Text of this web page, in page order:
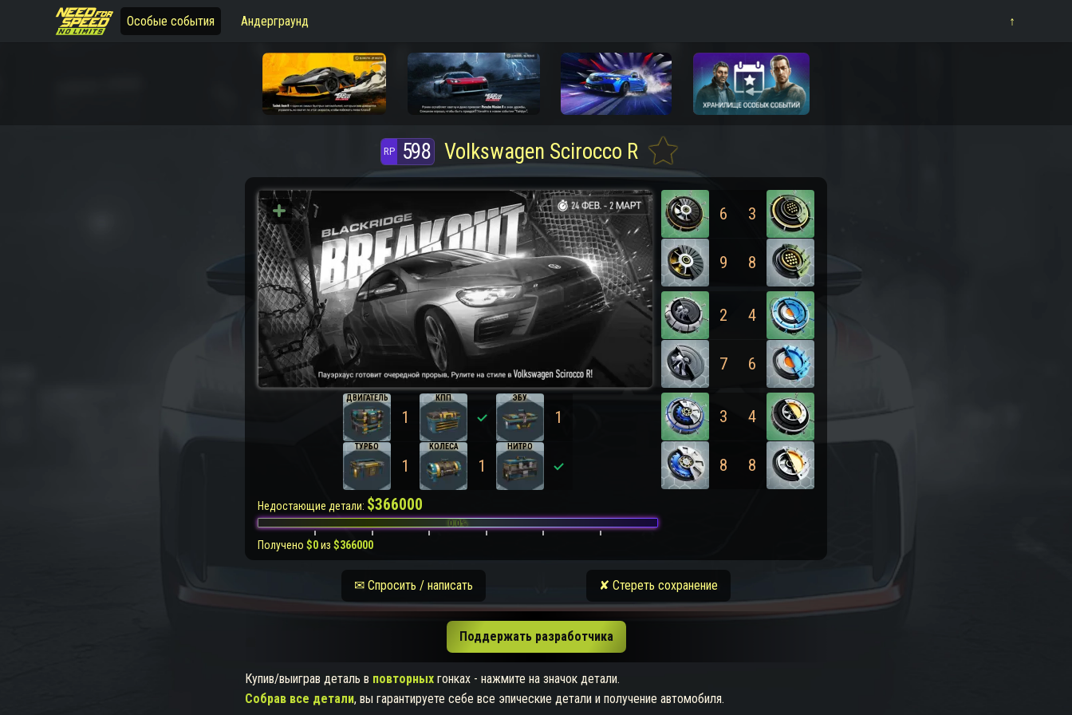
Особые события Андерграунд ⁪⁪⁪↑
598 Volkswagen Scirocco R
ДВИГАТЕЛЬ
1
ТУРБО
1
КПП
0
КОЛЕСА
1
ЭБУ
1
НИТРО
0
Недостающие детали: $366000
0.0%
Получено $0из $366000
6 3
9 8
2 4
7 6
3 4
8 8
✉ Спросить / написать ✘ Стереть сохранение
Поддержать разработчика
Купив/выиграв деталь в повторных гонках - нажмите на значок детали.
Собрав все детали, вы гарантируете себе все эпические детали и получение автомобиля.